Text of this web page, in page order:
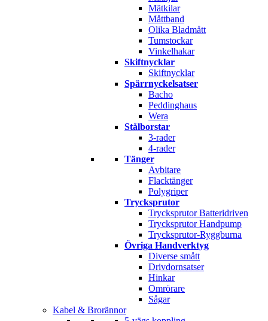
Mätkilar
Måttband
Olika Bladmått
Tumstockar
Vinkelhakar
Skiftnycklar
Skiftnycklar
Spärrnyckelsatser
Bacho
Peddinghaus
Wera
Stålborstar
3-rader
4-rader
Tänger
Avbitare
Flacktänger
Polygriper
Trycksprutor
Trycksprutor Batteridriven
Trycksprutor Handpump
Trycksprutor-Ryggburna
Övriga Handverktyg
Diverse smått
Drivdornsatser
Hinkar
Omrörare
Sågar
Kabel & Brorännor